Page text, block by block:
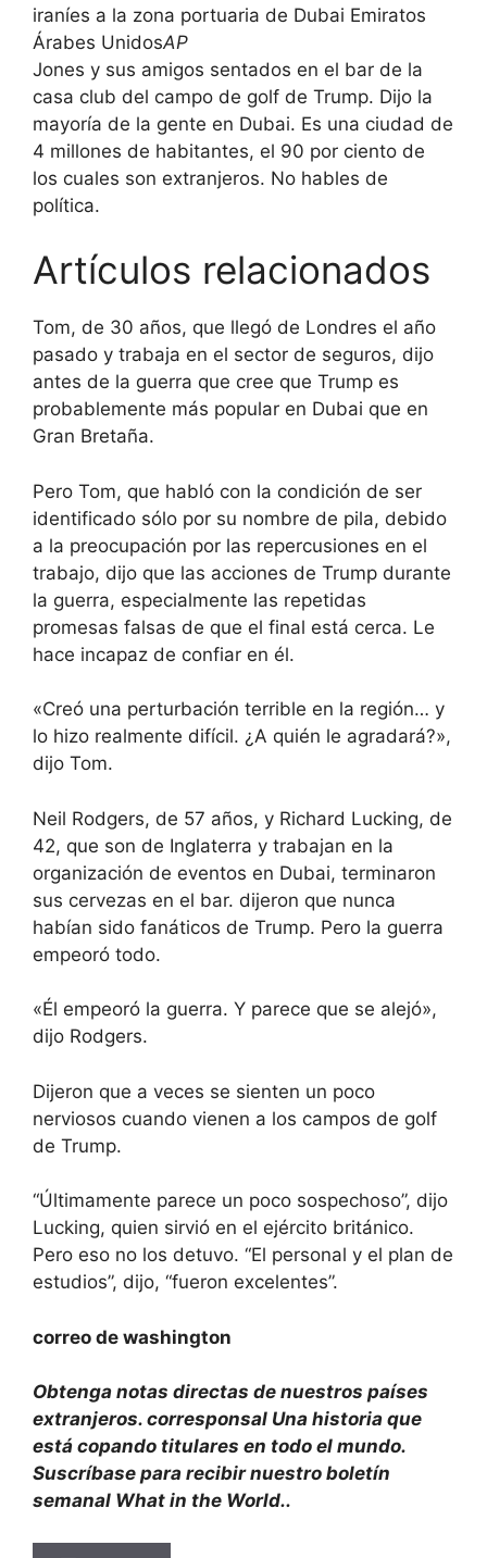
iraníes a la zona portuaria de Dubai Emiratos
Árabes UnidosAP
Jones y sus amigos sentados en el bar de la
casa club del campo de golf de Trump. Dijo la
mayoría de la gente en Dubai. Es una ciudad de
4 millones de habitantes, el 90 por ciento de
los cuales son extranjeros. No hables de
política.
Artículos relacionados
Tom, de 30 años, que llegó de Londres el año
pasado y trabaja en el sector de seguros, dijo
antes de la guerra que cree que Trump es
probablemente más popular en Dubai que en
Gran Bretaña.
Pero Tom, que habló con la condición de ser
identificado sólo por su nombre de pila, debido
a la preocupación por las repercusiones en el
trabajo, dijo que las acciones de Trump durante
la guerra, especialmente las repetidas
promesas falsas de que el final está cerca. Le
hace incapaz de confiar en él.
«Creó una perturbación terrible en la región… y
lo hizo realmente difícil. ¿A quién le agradará?»,
dijo Tom.
Neil Rodgers, de 57 años, y Richard Lucking, de
42, que son de Inglaterra y trabajan en la
organización de eventos en Dubai, terminaron
sus cervezas en el bar. dijeron que nunca
habían sido fanáticos de Trump. Pero la guerra
empeoró todo.
«Él empeoró la guerra. Y parece que se alejó»,
dijo Rodgers.
Dijeron que a veces se sienten un poco
nerviosos cuando vienen a los campos de golf
de Trump.
“Últimamente parece un poco sospechoso”, dijo
Lucking, quien sirvió en el ejército británico.
Pero eso no los detuvo. “El personal y el plan de
estudios”, dijo, “fueron excelentes”.
correo de washington
Obtenga notas directas de nuestros países
extranjeros. corresponsal Una historia que
está copando titulares en todo el mundo.
Suscríbase para recibir nuestro boletín
semanal What in the World..